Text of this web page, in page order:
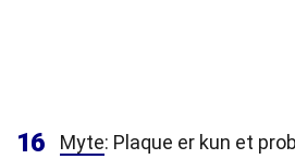
16 Myte: Plaque er kun et